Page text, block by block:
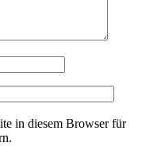
in diesem Browser für